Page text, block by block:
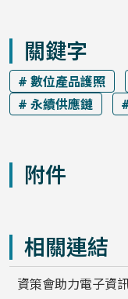
關鍵字
# 數位產品護照
# 永續供應鏈
附件
相關連結
資策會助力電子資